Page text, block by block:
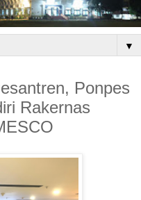
▼
Ponpes
Rakernas